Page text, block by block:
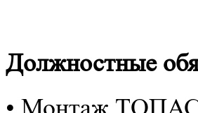
Должностные